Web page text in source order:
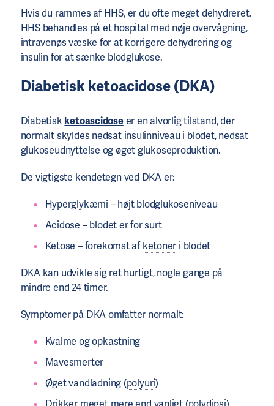
Hvis du rammes af HHS, er du ofte meget dehydreret.
HHS behandles på et hospital med nøje overvågning,
intravenøs væske for at korrigere dehydrering og
insulinfor at sænke blodglukose.
Diabetisk ketoacidose (DKA)
Diabetisk ketoascidoseer en alvorlig tilstand, der
normalt skyldes nedsat insulinniveau i blodet, nedsat
glukoseudnyttelse og øget glukoseproduktion.
De vigtigste kendetegn ved DKA er:
Hyperglykæmi – højtblodglukoseniveau
Acidose – blodet er for surt
Ketose – forekomst afketoner i blodet
DKA kan udvikle sig ret hurtigt, nogle gange på
mindre end 24 timer.
Symptomer på DKA omfatter normalt:
Kvalme og opkastning
Mavesmerter
Øget vandladning (polyuri)